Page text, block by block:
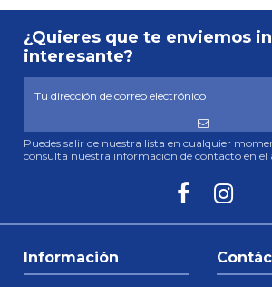
¿Quieres que te enviemos
interesante?
Puedes salir de nuestra lista en cualquier
consulta nuestra información de contacto en el
Información